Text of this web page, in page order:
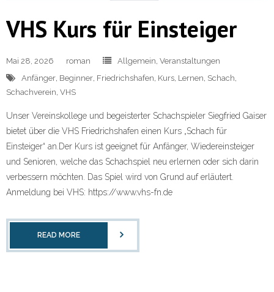
VHS Kurs für Einsteiger
Mai 28, 2026 roman Allgemein Veranstaltungen
Anfänger Beginner Friedrichshafen Kurs Lernen Schach
Schachverein VHS
Unser Vereinskollege und begeisterter Schachspieler Siegfried Gaiser
bietet über die VHS Friedrichshafen einen Kurs „Schach für
Einsteiger“ an.Der Kurs ist geeignet für Anfänger, Wiedereinsteiger
und Senioren, welche das Schachspiel neu erlernen oder sich darin
verbessern möchten. Das Spiel wird von Grund auf erläutert.
Anmeldung bei VHS: https://www.vhs-fn.de
READ MORE